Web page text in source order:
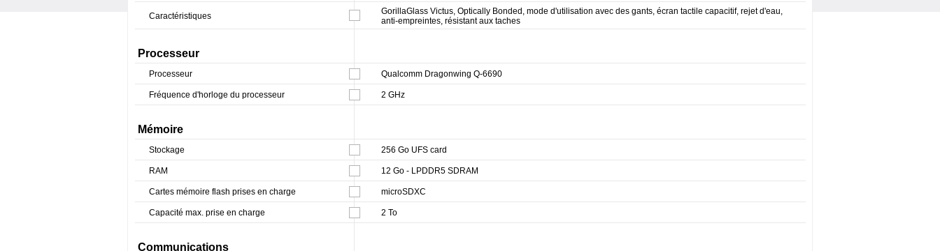
Caractéristiques
GorillaGlass Victus, Optically Bonded, mode d'utilisation avec des gants, écran tactile capacitif, rejet d'eau,
anti-empreintes, résistant aux taches
Processeur
Processeur Qualcomm Dragonwing Q-6690
Fréquence d'horloge du processeur 2 GHz
Mémoire
Stockage 256 Go UFS card
RAM 12 Go - LPDDR5 SDRAM
Cartes mémoire flash prises en charge microSDXC
Capacité max. prise en charge 2 To
Communications